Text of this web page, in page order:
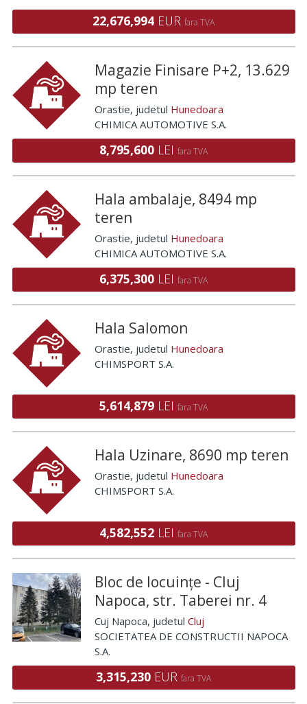
22,676,994 EUR fara TVA
Magazie Finisare P+2, 13.629
mp teren
Orastie, judetul Hunedoara
CHIMICA AUTOMOTIVE S.A.
8,795,600 LEI fara TVA
Hala ambalaje, 8494 mp
teren
Orastie, judetul Hunedoara
CHIMICA AUTOMOTIVE S.A.
6,375,300 LEI fara TVA
Hala Salomon
Orastie, judetul Hunedoara
CHIMSPORT S.A.
5,614,879 LEI fara TVA
Hala Uzinare, 8690 mp teren
Orastie, judetul Hunedoara
CHIMSPORT S.A.
4,582,552 LEI fara TVA
Bloc de locuințe - Cluj
Napoca, str. Taberei nr. 4
Cuj Napoca, judetul Cluj
SOCIETATEA DE CONSTRUCTII NAPOCA
S.A.
3,315,230 EUR fara TVA